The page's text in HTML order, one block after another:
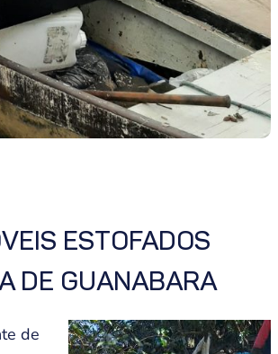
ESTOFADOS
DE GUANABARA
de